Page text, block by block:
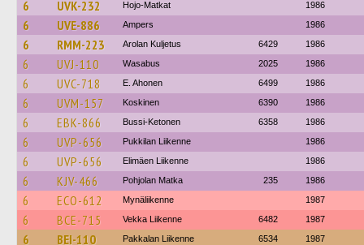
6 UVK-232 Hojo-Matkat 1986
6 UVE-886 Ampers 1986
6 RMM-223 Arolan Kuljetus 6429 1986
6 UVJ-110 Wasabus 2025 1986
6 UVC-718 E. Ahonen 6499 1986
6 UVM-157 Koskinen 6390 1986
6 EBK-866 Bussi-Ketonen 6358 1986
6 UVP-656 Pukkilan Liikenne 1986
6 UVP-656 Elimäen Liikenne 1986
6 KJV-466 Pohjolan Matka 235 1986
6 ECO-612 Mynäliikenne 1987
6 BCE-715 Vekka Liikenne 6482 1987
6 BEI-110 Pakkalan Liikenne 6534 1987